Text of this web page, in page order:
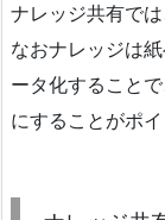
ナレッジ共有で
なおナレッジは
ータ化すること
にすることがポイ